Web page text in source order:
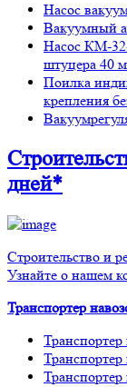
Насос
Вакуумный
Насос КМ-32-
штуцера 40
Поилка
крепления
дней*
Строительство и
Узнайте о нашем
Транспортер